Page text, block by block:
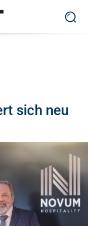
sich neu